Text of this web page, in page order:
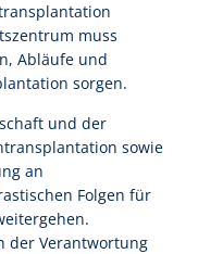
muss
Abläufe und
sorgen.
und der
sowie
an
Folgen für
der Verantwortung